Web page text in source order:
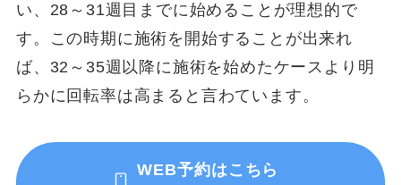
い、28～31週目までに始めることが理想的で
す。この時期に施術を開始することが出来れ
ば、32～35週以降に施術を始めたケースより明
らかに回転率は高まると言わています。
WEB予約はこちら